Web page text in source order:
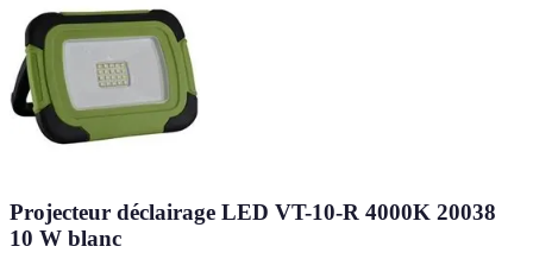
Projecteur déclairage LED VT-10-R 4000K 20038
10 W blanc